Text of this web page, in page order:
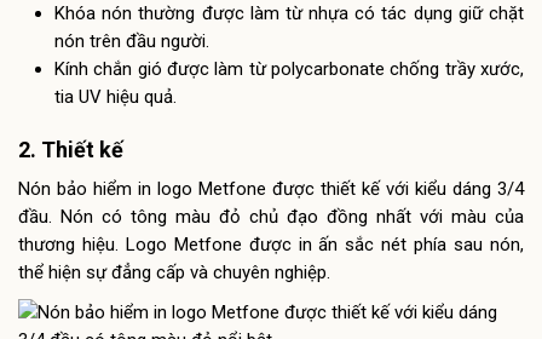
Khóa nón thường được làm từ nhựa có tác dụng giữ chặt
nón trên đầu người.
Kính chắn gió được làm từ polycarbonate chống trầy xước,
tia UV hiệu quả.
2. Thiết kế
Nón bảo hiểm in logo Metfone được thiết kế với kiểu dáng 3/4
đầu. Nón có tông màu đỏ chủ đạo đồng nhất với màu của
thương hiệu. Logo Metfone được in ấn sắc nét phía sau nón,
thể hiện sự đẳng cấp và chuyên nghiệp.